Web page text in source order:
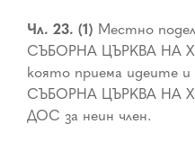
Чл. 23. (1) Местно
СЪБОРНА ЦЪРКВА НА
която приема идеите
СЪБОРНА ЦЪРКВА НА
ДОС за неин член.